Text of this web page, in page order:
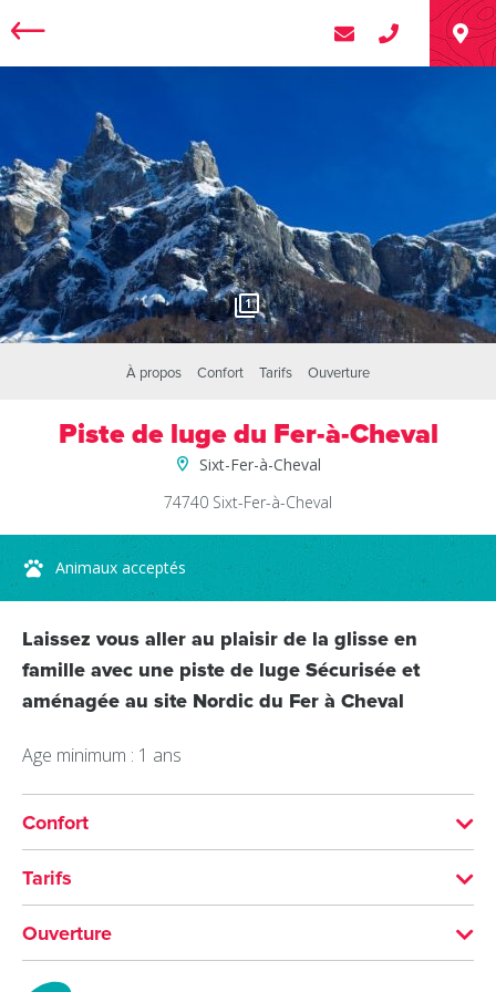
1
À propos Confort Tarifs Ouverture
Piste de luge du Fer-à-Cheval
Sixt-Fer-à-Cheval
74740 Sixt-Fer-à-Cheval
Animaux acceptés
Laissez vous aller au plaisir de la glisse en
famille avec une piste de luge Sécurisée et
aménagée au site Nordic du Fer à Cheval
Age minimum : 1 ans
Confort
Animaux acceptés Accès autocar
Tarifs
Gratuit
Ouverture
Du 17/12 au 31/03 tous les jours.